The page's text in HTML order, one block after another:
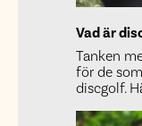
Vad är
Tanken
för de
discgolf.